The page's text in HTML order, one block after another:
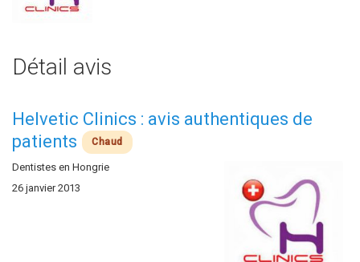
Détail avis
Helvetic Clinics : avis authentiques de
patients
Chaud
Dentistes en Hongrie
26 janvier 2013